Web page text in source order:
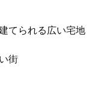
てられる広い宅地
街